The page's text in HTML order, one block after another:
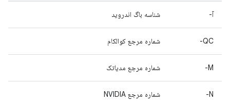
آ- شناسه باگ اندروید
QC- شماره مرجع کوالکام
M- شماره مرجع مدیاتک
N- شماره مرجع NVIDIA